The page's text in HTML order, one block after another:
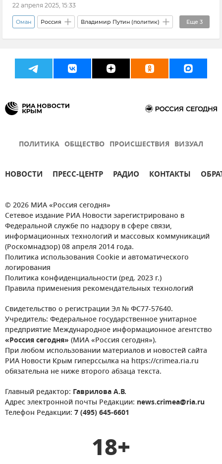
22 апреля 2025, 15:33
Еще 3
Оман Россия Владимир Путин (политик)
Политика Экономика Новости
ПОЛИТИКА ОБЩЕСТВО ПРОИСШЕСТВИЯ ВИЗУАЛ
НОВОСТИ ПРЕСС-ЦЕНТР РАДИО КОНТАКТЫ
© 2026 МИА «Россия сегодня»
Сетевое издание РИА Новости зарегистрировано в
Федеральной службе по надзору в сфере связи,
информационных технологий и массовых коммуникаций
(Роскомнадзор) 08 апреля 2014 года.
Политика использования Cookie и автоматического
логирования
Политика конфиденциальности (ред. 2023 г.)
Правила применения рекомендательных технологий
Свидетельство о регистрации Эл № ФС77-57640.
Учредитель: Федеральное государственное унитарное
предприятие Международное информационное агентство
«Россия сегодня» (МИА «Россия сегодня»).
При любом использовании материалов и новостей сайта
РИА Новости Крым гиперссылка на https://crimea.ria.ru
обязательна не ниже второго абзаца текста.
Главный редактор: Гаврилова А.В.
Адрес электронной почты Редакции: news.crimea@ria.ru
Телефон Редакции: 7 (495) 645-6601
18+